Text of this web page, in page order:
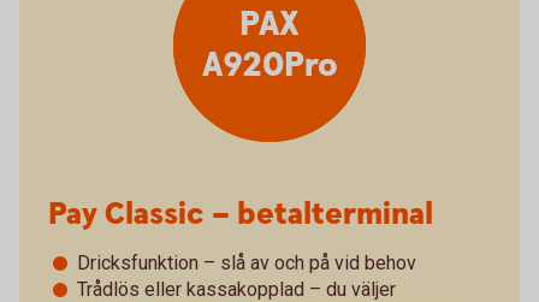
Pay Classic – betalterminal
Dricksfunktion – slå av och på vid behov
Trådlös eller kassakopplad – du väljer
PAX
A920Pro